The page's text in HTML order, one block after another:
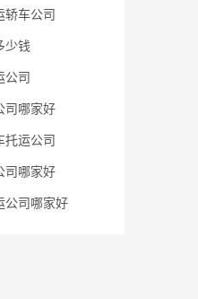
轿车公司
少钱
公司
司哪家好
托运公司
司哪家好
公司哪家好